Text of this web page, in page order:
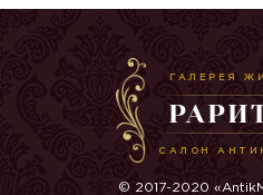
ГАЛЕРЕЯ
САЛОН
© 2017-2020